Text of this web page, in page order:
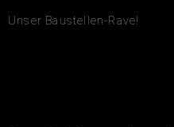
Unser Baustellen-Rave!